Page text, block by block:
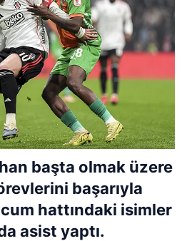
başta olmak üzere
başarıyla
hattındaki isimler
asist yaptı.